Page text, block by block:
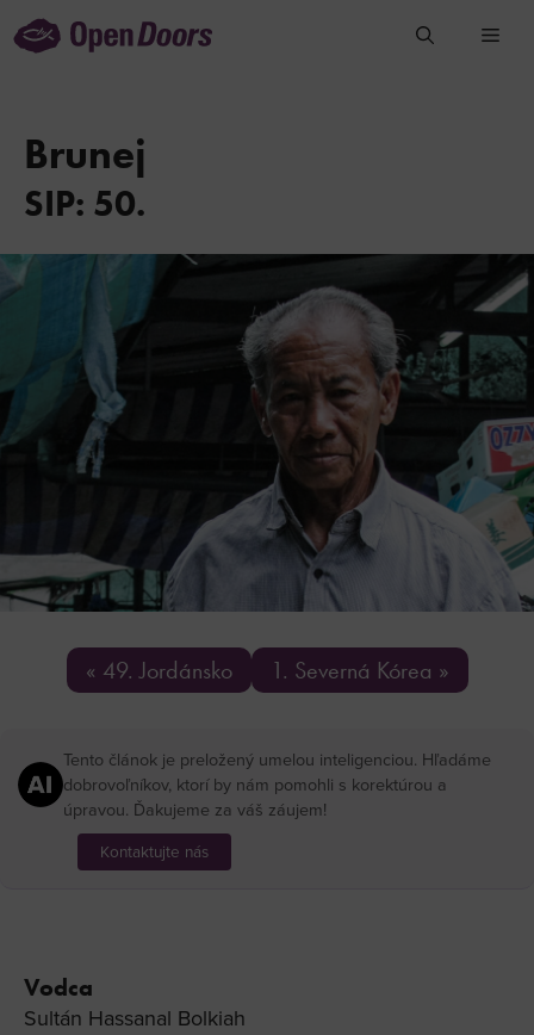
Preskočiť
na
Brunej
SIP: 50.
« 49. Jordánsko 1. Severná Kórea »
Tento článok je preložený umelou inteligenciou. Hľadáme
dobrovoľníkov, ktorí by nám pomohli s korektúrou a
úpravou. Ďakujeme za váš záujem!
Kontaktujte nás
Vodca
Sultán Hassanal Bolkiah